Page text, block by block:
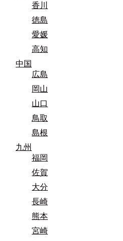
香川
徳島
愛媛
高知
中国
広島
岡山
山口
鳥取
島根
九州
福岡
佐賀
大分
長崎
熊本
宮崎